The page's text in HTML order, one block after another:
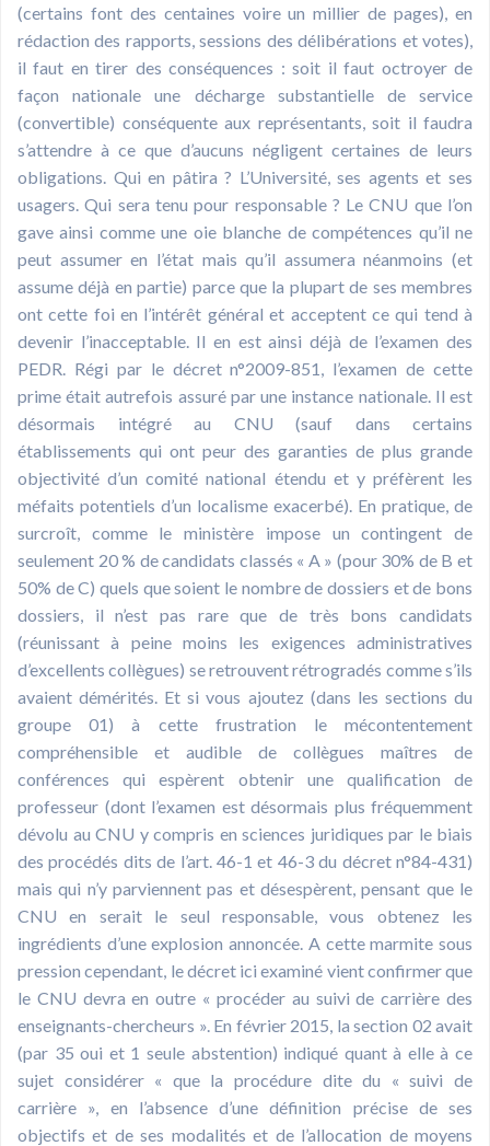
(certains font des centaines voire un millier de pages), en
rédaction des rapports, sessions des délibérations et votes),
il faut en tirer des conséquences : soit il faut octroyer de
façon nationale une décharge substantielle de service
(convertible) conséquente aux représentants, soit il faudra
s’attendre à ce que d’aucuns négligent certaines de leurs
obligations. Qui en pâtira ? L’Université, ses agents et ses
usagers. Qui sera tenu pour responsable ? Le CNU que l’on
gave ainsi comme une oie blanche de compétences qu’il ne
peut assumer en l’état mais qu’il assumera néanmoins (et
assume déjà en partie) parce que la plupart de ses membres
ont cette foi en l’intérêt général et acceptent ce qui tend à
devenir l’inacceptable. Il en est ainsi déjà de l’examen des
PEDR. Régi par le décret n°2009-851, l’examen de cette
prime était autrefois assuré par une instance nationale. Il est
désormais intégré au CNU (sauf dans certains
établissements qui ont peur des garanties de plus grande
objectivité d’un comité national étendu et y préfèrent les
méfaits potentiels d’un localisme exacerbé). En pratique, de
surcroît, comme le ministère impose un contingent de
seulement 20 % de candidats classés « A » (pour 30% de B et
50% de C) quels que soient le nombre de dossiers et de bons
dossiers, il n’est pas rare que de très bons candidats
(réunissant à peine moins les exigences administratives
d’excellents collègues) se retrouvent rétrogradés comme s’ils
avaient démérités. Et si vous ajoutez (dans les sections du
groupe 01) à cette frustration le mécontentement
compréhensible et audible de collègues maîtres de
conférences qui espèrent obtenir une qualification de
professeur (dont l’examen est désormais plus fréquemment
dévolu au CNU y compris en sciences juridiques par le biais
des procédés dits de l’art. 46-1 et 46-3 du décret n°84-431)
mais qui n’y parviennent pas et désespèrent, pensant que le
CNU en serait le seul responsable, vous obtenez les
ingrédients d’une explosion annoncée. A cette marmite sous
pression cependant, le décret ici examiné vient confirmer que
le CNU devra en outre « procéder au suivi de carrière des
enseignants-chercheurs ». En février 2015, la section 02 avait
(par 35 oui et 1 seule abstention) indiqué quant à elle à ce
sujet considérer « que la procédure dite du « suivi de
carrière », en l’absence d’une définition précise de ses
objectifs et de ses modalités et de l’allocation de moyens